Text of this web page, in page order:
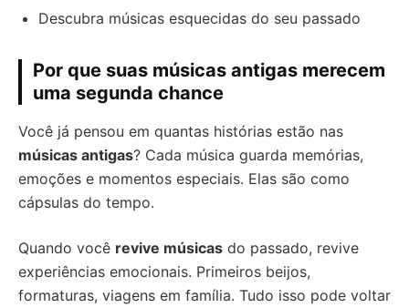
Descubra músicas esquecidas do seu passado
Por que suas músicas antigas merecem
uma segunda chance
Você já pensou em quantas histórias estão nas
músicas antigas? Cada música guarda memórias,
emoções e momentos especiais. Elas são como
cápsulas do tempo.
Quando você revive músicas do passado, revive
experiências emocionais. Primeiros beijos,
formaturas, viagens em família. Tudo isso pode voltar